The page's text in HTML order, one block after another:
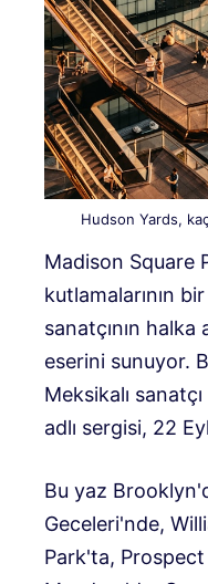
Hudson Yards,
Madison Square
kutlamalarının
sanatçının
eserini sunuyor.
Meksikalı
adlı sergisi, 22
Bu yaz
Geceleri'nde,
Park'ta,